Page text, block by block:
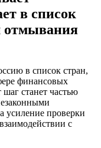
в список
отмывания
в список стран,
финансовых
станет частью
усиление проверки
с